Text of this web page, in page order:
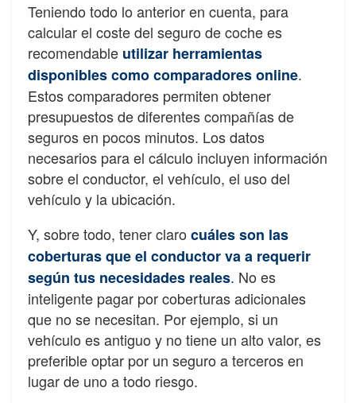
Teniendo todo lo anterior en cuenta, para
calcular el coste del seguro de coche es
recomendable utilizar herramientas
disponibles como comparadores online.
Estos comparadores permiten obtener
presupuestos de diferentes compañías de
seguros en pocos minutos. Los datos
necesarios para el cálculo incluyen información
sobre el conductor, el vehículo, el uso del
vehículo y la ubicación.
Y, sobre todo, tener claro cuáles son las
coberturas que el conductor va a requerir
según tus necesidades reales. No es
inteligente pagar por coberturas adicionales
que no se necesitan. Por ejemplo, si un
vehículo es antiguo y no tiene un alto valor, es
preferible optar por un seguro a terceros en
lugar de uno a todo riesgo.